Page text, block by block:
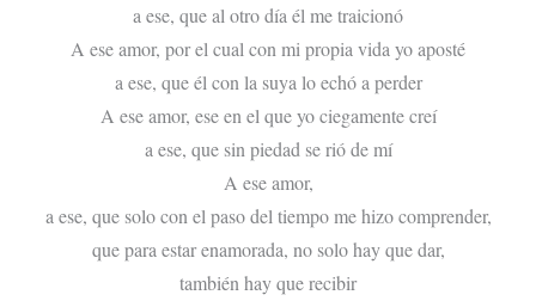
a ese, que al otro día él me traicionó
A ese amor, por el cual con mi propia vida yo aposté
a ese, que él con la suya lo echó a perder
A ese amor, ese en el que yo ciegamente creí
a ese, que sin piedad se rió de mí
A ese amor,
a ese, que solo con el paso del tiempo me hizo comprender,
que para estar enamorada, no solo hay que dar,
también hay que recibir